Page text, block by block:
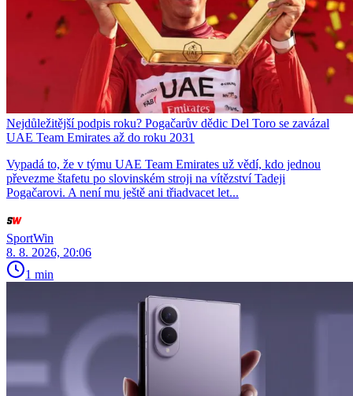
Nejdůležitější podpis roku? Pogačarův dědic Del Toro se zavázal
UAE Team Emirates až do roku 2031
Vypadá to, že v týmu UAE Team Emirates už vědí, kdo jednou
převezme štafetu po slovinském stroji na vítězství Tadeji
Pogačarovi. A není mu ještě ani třiadvacet let...
SportWin
8. 8. 2026, 20:06
1 min